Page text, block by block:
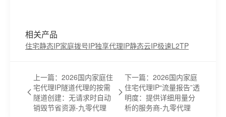
相关产品
住宅静态IP家庭拨号IP独享代理IP静态云IP极速L2TP
上一篇：2026国内家庭住
宅代理IP隧道代理的按需
隧道创建：无请求时自动
销毁节省资源-九零代理
下一篇：2026国内家庭
住宅代理IP“流量报告”透
明度：提供详细用量分
析的服务商-九零代理